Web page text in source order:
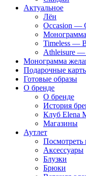
Актуальное
Лён
Occasion —
Timeless —
Athleisure
Монограмма
Подарочные
Готовые образы
О бренде
О бренде
История
Клуб Elena
Магазины
Аутлет
Посмотреть
Аксессуары
Блузки
Брюки